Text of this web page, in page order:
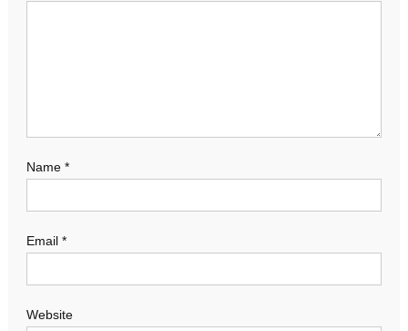
Name *
Email *
Website